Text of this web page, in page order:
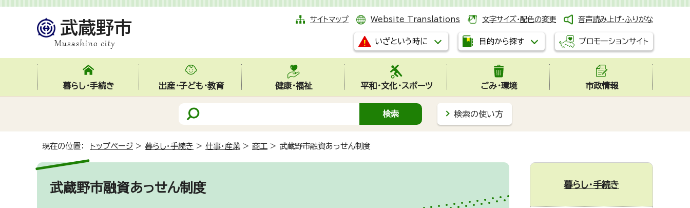
サイトマップ Website Translations 文字サイズ・配色の変更 音声読み上げ・ふりがな
いざという時に 目的から探す プロモーションサイト
暮らし・手続き 出産・子ども・教育 健康・福祉 平和・文化・スポーツ ごみ・環境 市政情報
検索の使い方
現在の位置： トップページ > 暮らし・手続き > 仕事・産業 > 商工 > 武蔵野市融資あっせん制度
武蔵野市融資あっせん制度 暮らし・手続き